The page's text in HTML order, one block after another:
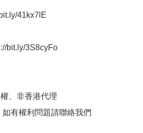
41kx7lE
bit.ly/3S8cyFo
、非香港代理
有權利問題請聯絡我們